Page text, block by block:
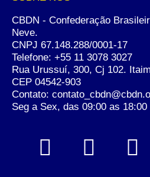
CBDN - Confederação
Neve.
CNPJ 67.148.288/0001-17
Telefone: +55 11 3078 3027
Rua Urussuí, 300, Cj 102.
CEP 04542-903
Contato:
Seg a Sex, das 09:00 as 18:00